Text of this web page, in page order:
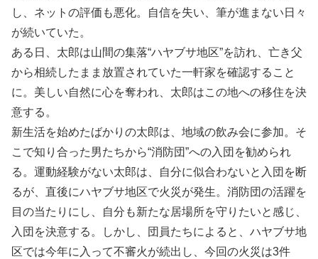
し、ネットの評価も悪化。自信を失い、筆が進まない日々
が続いていた。
ある日、太郎は山間の集落“ハヤブサ地区”を訪れ、亡き父
から相続したまま放置されていた一軒家を確認すること
に。美しい自然に心を奪われ、太郎はこの地への移住を決
意する。
新生活を始めたばかりの太郎は、地域の飲み会に参加。そ
こで知り合った男たちから“消防団”への入団を勧められ
る。運動経験がない太郎は、自分に似合わないと入団を断
るが、直後にハヤブサ地区で火災が発生。消防団の活躍を
目の当たりにし、自分も新たな居場所を守りたいと感じ、
入団を決意する。しかし、団員たちによると、ハヤブサ地
区では今年に入って不審火が続出し、今回の火災は3件